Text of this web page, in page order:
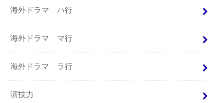
海外ドラマ ハ行
海外ドラマ マ行
海外ドラマ ラ行
演技力